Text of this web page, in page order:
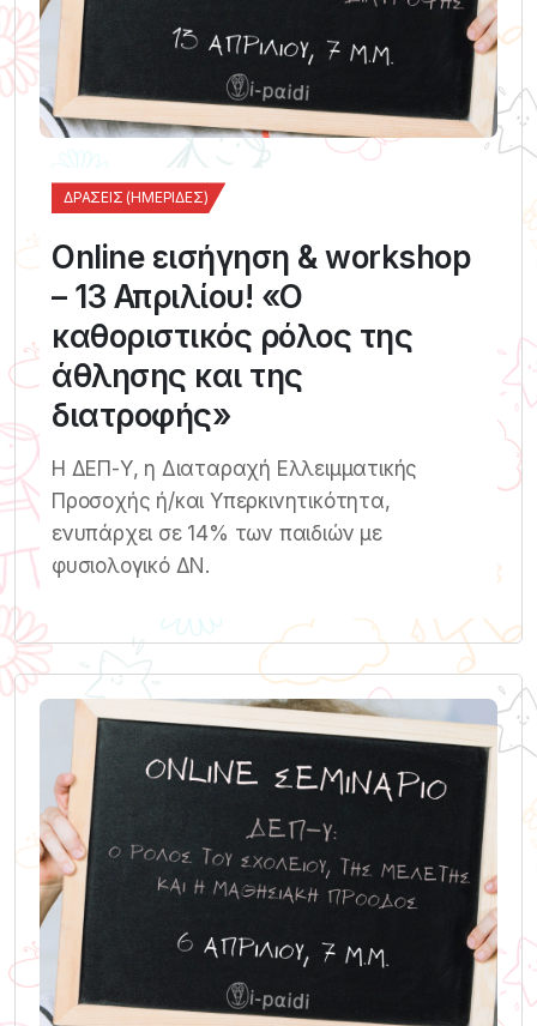
ΔΡΆΣΕΙΣ (ΗΜΕΡΊΔΕΣ)
Online εισήγηση & workshop
– 13 Απριλίου! «Ο
καθοριστικός ρόλος της
άθλησης και της
διατροφής»
Η ΔΕΠ-Υ, η Διαταραχή Ελλειμματικής
Προσοχής ή/και Υπερκινητικότητα,
ενυπάρχει σε 14% των παιδιών με
φυσιολογικό ΔΝ.